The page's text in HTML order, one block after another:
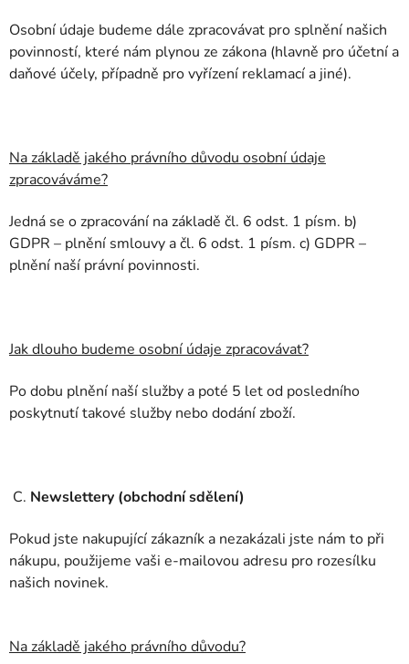
Osobní údaje budeme dále zpracovávat pro splnění našich
povinností, které nám plynou ze zákona (hlavně pro účetní a
daňové účely, případně pro vyřízení reklamací a jiné).
Na základě jakého právního důvodu osobní údaje
zpracováváme?
Jedná se o zpracování na základě čl. 6 odst. 1 písm. b)
GDPR – plnění smlouvy a čl. 6 odst. 1 písm. c) GDPR –
plnění naší právní povinnosti.
Jak dlouho budeme osobní údaje zpracovávat?
Po dobu plnění naší služby a poté 5 let od posledního
poskytnutí takové služby nebo dodání zboží.
C. Newslettery (obchodní sdělení)
Pokud jste nakupující zákazník a nezakázali jste nám to při
nákupu, použijeme vaši e-mailovou adresu pro rozesílku
našich novinek.
Na základě jakého právního důvodu?